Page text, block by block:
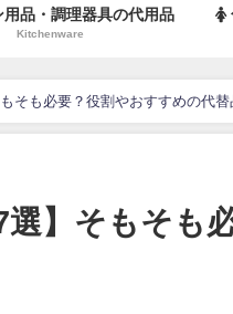
用品・調理器具の代用品
Kitchenware
そも必要？役割やおすすめの代替
】そもそも